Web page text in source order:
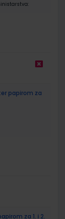
papirom za
za 1. i 2.